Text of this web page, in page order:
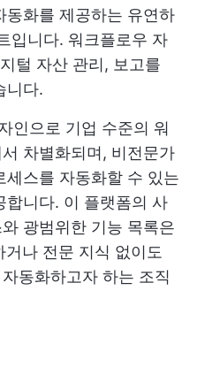
동화를 제공하는 유연하
입니다. 워크플로우 자
털 자산 관리, 보고를
니다.
인으로 기업 수준의 워
차별화되며, 비전문가
세스를 자동화할 수 있는
합니다. 이 플랫폼의 사
광범위한 기능 목록은
나 전문 지식 없이도
동화하고자 하는 조직